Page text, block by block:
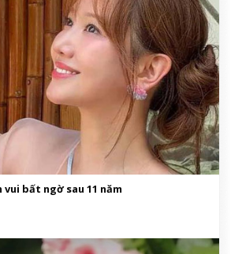
vui bất ngờ sau 11 năm